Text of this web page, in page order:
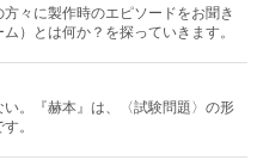
々に製作時のエピソードをお聞き
）とは何か？を探っていきます。
。『赫本』は、〈試験問題〉の形
。